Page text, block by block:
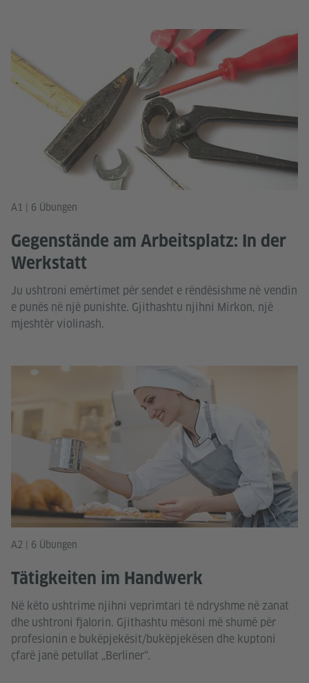
A1 | 6 Übungen
Gegenstände am Arbeitsplatz: In der
Werkstatt
Ju ushtroni emërtimet për sendet e rëndësishme në vendin
e punës në një punishte. Gjithashtu njihni Mirkon, një
mjeshtër violinash.
A2 | 6 Übungen
Tätigkeiten im Handwerk
Në këto ushtrime njihni veprimtari të ndryshme në zanat
dhe ushtroni fjalorin. Gjithashtu mësoni më shumë për
profesionin e bukëpjekësit/bukëpjekësen dhe kuptoni
çfarë janë petullat „Berliner“.